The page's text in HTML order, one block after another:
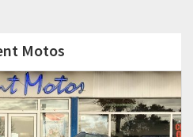
Motos